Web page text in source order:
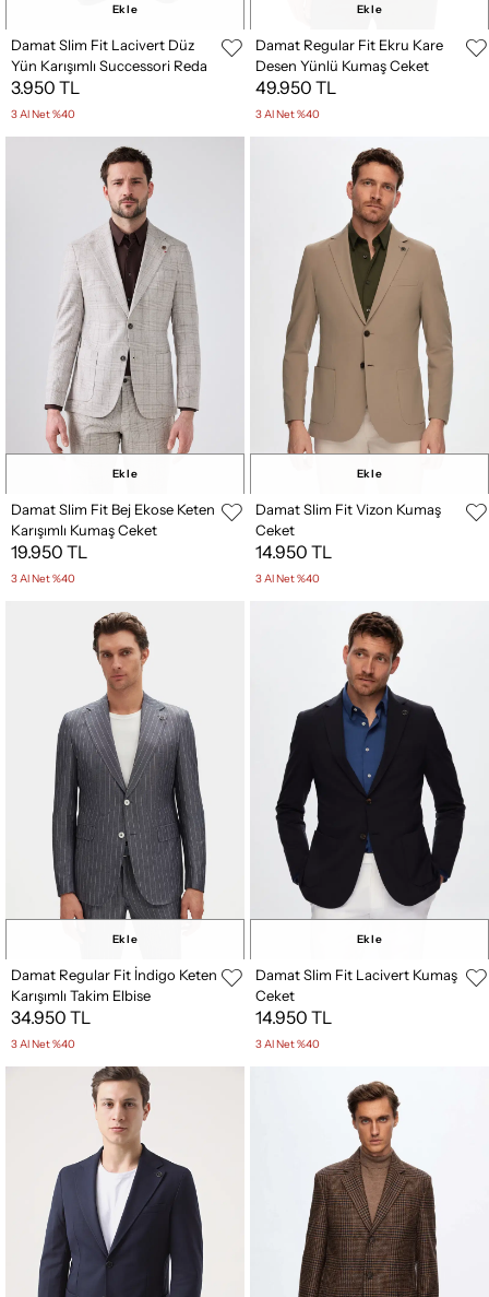
Ekle
Damat Slim Fit Lacivert Düz
Yün Karışımlı Successori Reda
Kumaş Pantolon
3.950 TL
3 Al Net %40
Ekle
Damat Regular Fit Ekru Kare
Desen Yünlü Kumaş Ceket
49.950 TL
3 Al Net %40
Ekle
Damat Slim Fit Bej Ekose Keten
Karışımlı Kumaş Ceket
19.950 TL
3 Al Net %40
Ekle
Damat Slim Fit Vizon Kumaş
Ceket
14.950 TL
3 Al Net %40
Ekle
Damat Regular Fit İndigo Keten
Karışımlı Takim Elbise
34.950 TL
3 Al Net %40
Ekle
Damat Slim Fit Lacivert Kumaş
Ceket
14.950 TL
3 Al Net %40